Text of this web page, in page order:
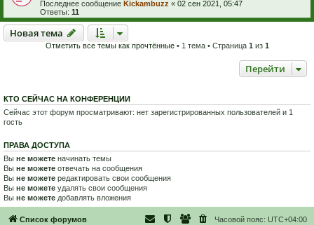
Последнее сообщение Kickambuzz « 02 сен 2021, 05:47
Ответы: 11
Новая тема
Новаятема
Отметить все темы как прочтённые• 1 тема • Страница 1из 1
Перейти
КТО СЕЙЧАС НА КОНФЕРЕНЦИИ
Сейчас этот форум просматривают: нет зарегистрированных пользователей и 1
гость
ПРАВА ДОСТУПА
Вы не можете начинать темы
Вы не можете отвечать на сообщения
Вы не можете редактировать свои сообщения
Вы не можете удалять свои сообщения
Вы не можете добавлять вложения
Список форумов Часовой пояс: UTC+04:00